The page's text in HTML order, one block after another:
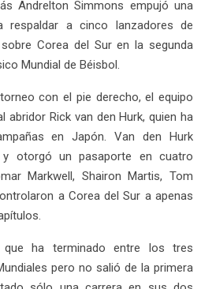
Andrelton Simmons empujó una
a cinco lanzadores de
Corea del Sur en la segunda
Mundial de Béisbol.
con el pie derecho, el equipo
abridor Rick van den Hurk, quien ha
en Japón. Van den Hurk
otorgó un pasaporte en cuatro
Markwell, Shairon Martis, Tom
a Corea del Sur a apenas
que ha terminado entre los tres
pero no salió de la primera